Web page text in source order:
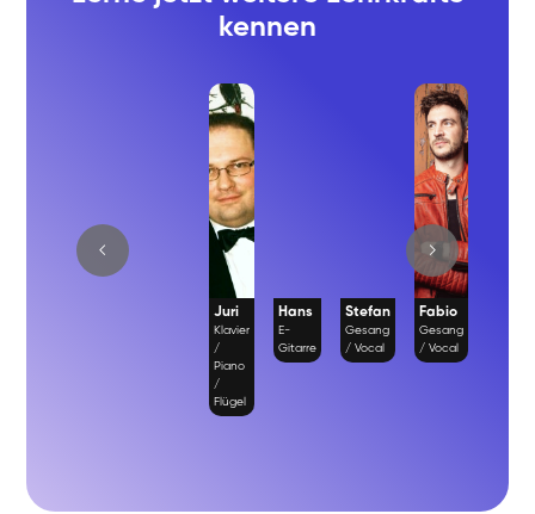
kennen
Juri
Klavier
/
Piano
/
Flügel
Hans
E-
Gitarre
Stefan
Gesang
/ Vocal
Fabio
Gesang
/ Vocal